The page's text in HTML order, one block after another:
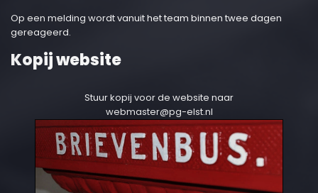
Op een melding wordt vanuit het team binnen twee dagen
gereageerd.
Kopij website
Stuur kopij voor de website naar
webmaster@pg-elst.nl